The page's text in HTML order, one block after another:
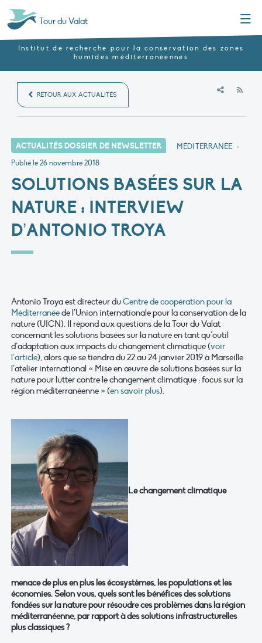
Tour du Valat
Institut de recherche pour la conservation des zones
humides méditerranéennes
RETOUR AUX ACTUALITÉS
ACTUALITÉS DOSSIER DE NEWSLETTER MÉDITERRANÉE •
Publié le26 novembre 2018
SOLUTIONS BASÉES SUR LA
NATURE : INTERVIEW
D’ANTONIO TROYA
Antonio Troya est directeur duCentre de coopération pour la
Méditerranéede l’Union internationale pour la conservation de la
nature (UICN). Il répond aux questions de la Tour du Valat
concernant les solutions basées sur la nature en tant qu’outil
d’adaptation aux impacts du changement climatique (voir
l’article), alors que se tiendra du 22 au 24 janvier 2019 à Marseille
l’atelier international « Mise en œuvre de solutions basées sur la
nature pour lutter contre le changement climatique : focus sur la
région méditerranéenne » (en savoir plus).
Le changement climatique
menace de plus en plus les écosystèmes, les populations et les
économies. Selon vous, quels sont les bénéfices des solutions
fondées sur la nature pour résoudre ces problèmes dans la région
méditerranéenne, par rapport à des solutions infrastructurelles
plus classiques ?